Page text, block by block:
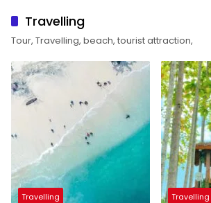
Travelling
Tour, Travelling, beach, tourist attraction,
Travelling Travelling